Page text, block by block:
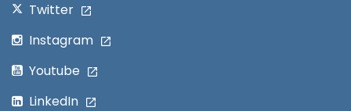
Twitter
Instagram
Youtube
LinkedIn